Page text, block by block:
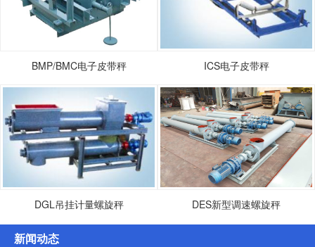
BMP/BMC电子皮带秤 ICS电子皮带秤
DGL吊挂计量螺旋秤 DES新型调速螺旋秤
新闻动态